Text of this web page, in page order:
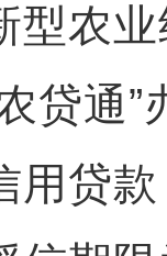
型农
贷通
用贷